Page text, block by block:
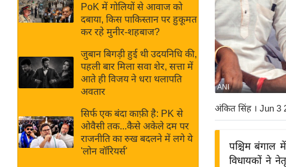
Hindi
Hindi
Videos
बजट
IPL
2026
ई-पेपर
मिसाल बेमिसाल
शख्सियत
PoK में गोलियों से आवाज को
दबाया, किस पाकिस्तान पर हुकूमत
कर रहे मुनीर-शहबाज?
जुबान बिगड़ी हुई थी उदयनिधि की,
पहली बार मिला सवा शेर, सत्ता में
आते ही विजय ने धरा थलापति
अवतार
सिर्फ एक बंदा काफ़ी है: PK से
ओवैसी तक...कैसे अकेले दम पर
राजनीति का रुख बदलने में लगे ये
'लोन वॉरियर्स'
ANI
अंकित सिंह। Jun 3
पश्चिम बंगाल
विधायकों ने